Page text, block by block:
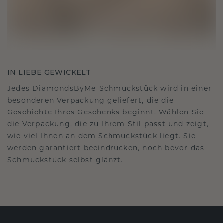
IN LIEBE GEWICKELT
Jedes DiamondsByMe-Schmuckstück wird in einer
besonderen Verpackung geliefert, die die
Geschichte Ihres Geschenks beginnt. Wählen Sie
die Verpackung, die zu Ihrem Stil passt und zeigt,
wie viel Ihnen an dem Schmuckstück liegt. Sie
werden garantiert beeindrucken, noch bevor das
Schmuckstück selbst glänzt.